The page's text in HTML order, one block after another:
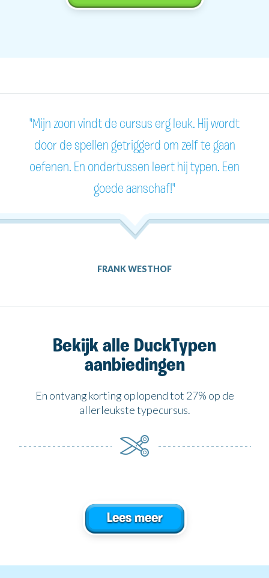
"Mijn zoon vindt de cursus erg leuk. Hij wordt
door de spellen getriggerd om zelf te gaan
oefenen. En ondertussen leert hij typen. Een
goede aanschaf!"
FRANK WESTHOF
Bekijk alle DuckTypen
aanbiedingen
En ontvang korting oplopend tot 27% op de
allerleukste typecursus.
Lees meer